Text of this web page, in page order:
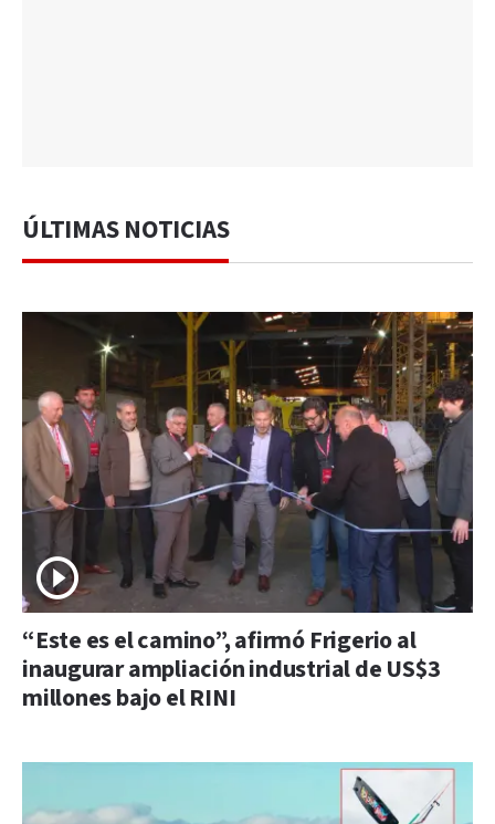
ÚLTIMAS NOTICIAS
“Este es el camino”, afirmó Frigerio al
inaugurar ampliación industrial de US$3
millones bajo el RINI